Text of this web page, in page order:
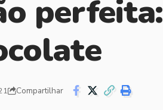
perfeita:
Compartilhar